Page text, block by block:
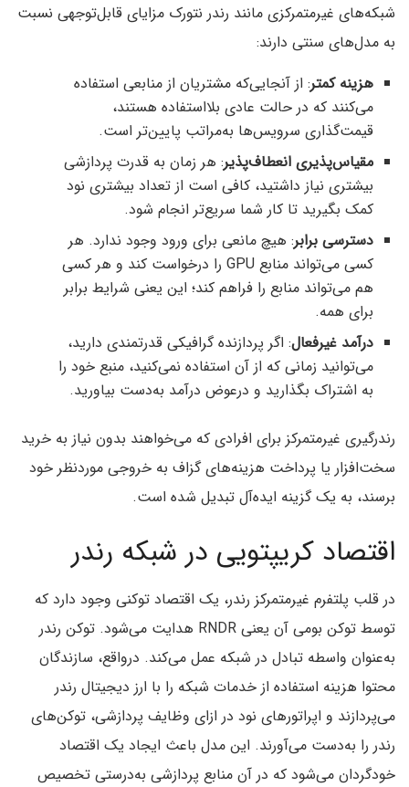
شبکه‌های غیرمتمرکزی مانند رندر نتورک مزایای قابل‌توجهی نسبت
به مدل‌های سنتی دارند:
هزینه کمتر: از آنجایی‌که مشتریان از منابعی استفاده
می‌کنند که در حالت عادی بلااستفاده‌ هستند،
قیمت‌گذاری سرویس‌ها به‌مراتب پایین‌تر است.
مقیاس‌پذیری انعطاف‌پذیر: هر زمان به قدرت پردازشی
بیشتری نیاز داشتید، کافی است از تعداد بیشتری نود
کمک بگیرید تا کار شما سریع‌تر انجام شود.
دسترسی برابر: هیچ مانعی برای ورود وجود ندارد. هر
کسی می‌تواند منابع GPU را درخواست کند و هر کسی
هم می‌تواند منابع را فراهم کند؛ این یعنی شرایط برابر
برای همه.
درآمد غیرفعال: اگر پردازنده گرافیکی قدرتمندی دارید،
می‌توانید زمانی که از آن استفاده نمی‌کنید، منبع خود را
به اشتراک بگذارید و درعوض درآمد به‌دست بیاورید.
رندرگیری غیرمتمرکز برای افرادی که می‌خواهند بدون نیاز به خرید
سخت‌افزار یا پرداخت هزینه‌های گزاف به خروجی موردنظر خود
برسند، به یک گزینه ایده‌آل تبدیل شده است.
اقتصاد کریپتویی در شبکه رندر
در قلب پلتفرم غیرمتمرکز رندر، یک اقتصاد توکنی وجود دارد که
توسط توکن بومی آن یعنی RNDR هدایت می‌شود. توکن رندر
به‌عنوان واسطه تبادل در شبکه عمل می‌کند. درواقع، سازندگان
محتوا هزینه استفاده از خدمات شبکه را با ارز دیجیتال رندر
می‌پردازند و اپراتورهای نود در ازای وظایف پردازشی، توکن‌های
رندر را به‌دست می‌آورند. این مدل باعث ایجاد یک اقتصاد
خودگردان می‌شود که در آن منابع پردازشی به‌درستی تخصیص